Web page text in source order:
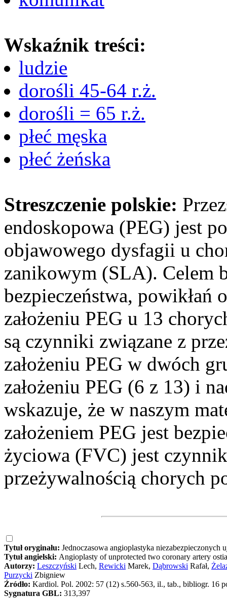
Wskaźnik treści:
ludzie
dorośli 45-64 r.ż.
dorośli = 65 r.ż.
płeć męska
płeć żeńska
Streszczenie polskie:
endoskopowa (PEG) jest
objawowego dysfagii u
zanikowym (SLA). Celem
bezpieczeństwa, powikłań
założeniu PEG u 13
są czynniki związane z
założeniu PEG w dwóch
założeniu PEG (6 z 13) i
wskazuje, że w naszym
założeniem PEG jest
życiowa (FVC) jest
przeżywalnością chorych
Tytuł oryginału: Jednoczasowa angioplastyka
Tytuł angielski: Angioplasty of unprotected two coronary artery
Autorzy: Leszczyński Lech, Rewicki Marek, Dąbrowski Rafał,
Purzycki Zbigniew
Źródło: Kardiol. Pol. 2002: 57 (12) s.560-563, il., tab., bibliogr. 16
Sygnatura GBL: 313,397